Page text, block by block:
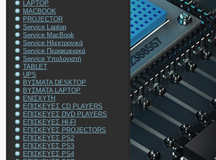
LAPTOP
MACBOOK
PROJECTOR
Service Laptop
Service MacBook
Service Ηλεκτρονικά
Service Περιφερειακά
Service Υπολογιστή
TABLET
UPS
ΒΥΣΜΑΤΑ DESKTOP
ΒΥΣΜΑΤΑ LAPTOP
ΕΝΙΣΧΥΤΗ
ΕΠΙΣΚΕΥΕΣ CD PLAYERS
ΕΠΙΣΚΕΥΕΣ DVD PLAYERS
ΕΠΙΣΚΕΥΕΣ HI-FI
ΕΠΙΣΚΕΥΕΣ PROJECTORS
ΕΠΙΣΚΕΥΕΣ PS2
ΕΠΙΣΚΕΥΕΣ PS3
ΕΠΙΣΚΕΥΕΣ PS4